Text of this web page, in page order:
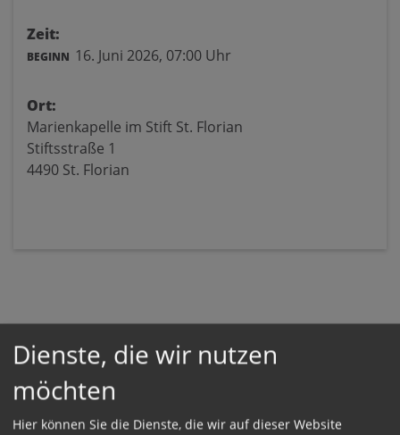
Zeit:
BEGINN 16. Juni 2026, 07:00 Uhr
Ort:
Marienkapelle im Stift St. Florian
Stiftsstraße 1
4490 St. Florian
Karte:
Dienste, die wir nutzen
möchten
Hier können Sie die Dienste, die wir auf dieser Website